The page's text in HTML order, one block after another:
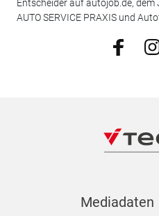
Entscheider auf autojob.de, dem
AUTO SERVICE PRAXIS und
Mediadaten